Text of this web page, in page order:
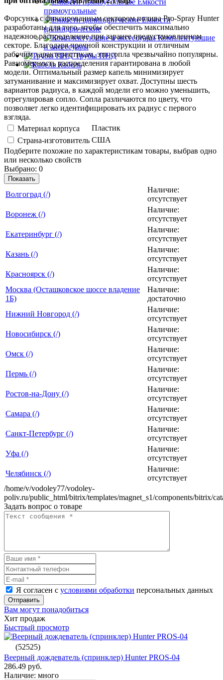
Емкости
прямоугольные
Емкости
цилиндрические
Комплектующие
и аксессуары
Трубы ПНД
Кабель
Форсунка с фиксированным сектором полива Pro-Spray Hunter
разработаны для того, чтобы обеспечить максимально
надежное распределение при заранее предустановленном
секторе. Благодаря прочной конструкции и отличным
рабочим характеристикам, эти сопла чрезвычайно популярны.
Равномерность распределения гарантирована в любой
модели. Оптимальный размер капель минимизирует
затуманивание и максимизирует охват. Доступны шесть
вариантов радиуса, в каждой модели его можно уменьшить,
отрегулировав сопло. Сопла различаются по цвету, что
позволяет легко идентифицировать их радиус с первого
взгляда.
Материал корпуса
Пластик
Страна-изготовитель США
Подберите похожие по характеристикам товары, выбрав одно
или несколько свойств
Выбрано: 0
Показать
Вoлгогpaд (/)
Наличие:
отсутствует
Воронеж (/)
Наличие:
отсутствует
Екатеринбург (/)
Наличие:
отсутствует
Казань (/)
Наличие:
отсутствует
Красноярск (/)
Наличие:
отсутствует
Москва (Осташковское шоссе владение
1Б)
Наличие:
достаточно
Нижний Новгород (/)
Наличие:
отсутствует
Новосибирск (/)
Наличие:
отсутствует
Омск (/)
Наличие:
отсутствует
Пермь (/)
Наличие:
отсутствует
Ростов-на-Дону (/)
Наличие:
отсутствует
Самара (/)
Наличие:
отсутствует
Санкт-Петербург (/)
Наличие:
отсутствует
Уфа (/)
Наличие:
отсутствует
Челябинск (/)
Наличие:
отсутствует
/home/v/vodoley77/vodoley-
poliv.ru/public_html/bitrix/templates/magnet_s1/components/bitrix/
Задать вопрос о товаре
Я согласен с условиями обработки персональных данных
Отправить
Вам могут понадобиться
Хит продаж
Быстрый просмотр
(52525)
Веерный дождеватель (спринклер) Hunter PROS-04
286.49 руб.
Наличие: много